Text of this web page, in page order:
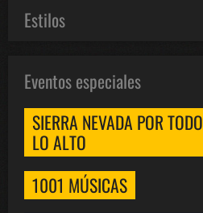
Estilos
Eventos especiales
SIERRA NEVADA POR TODO
LO ALTO
1001 MÚSICAS